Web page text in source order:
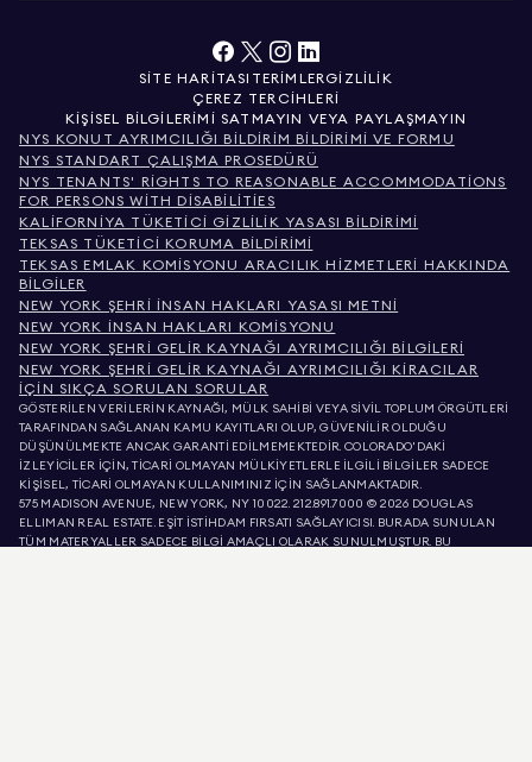
SITE HARITASI TERIMLER GIZLILIK
ÇEREZ TERCIHLERI
KIŞISEL BILGILERIMI SATMAYIN VEYA PAYLAŞMAYIN
NYS KONUT AYRIMCILIĞI BILDIRIM BILDIRIMI VE FORMU
NYS STANDART ÇALIŞMA PROSEDÜRÜ
NYS TENANTS' RIGHTS TO REASONABLE ACCOMMODATIONS
FOR PERSONS WITH DISABILITIES
KALIFORNIYA TÜKETICI GIZLILIK YASASI BILDIRIMI
TEKSAS TÜKETICI KORUMA BILDIRIMI
TEKSAS EMLAK KOMISYONU ARACILIK HIZMETLERI HAKKINDA
BILGILER
NEW YORK ŞEHRI İNSAN HAKLARI YASASI METNI
NEW YORK İNSAN HAKLARI KOMISYONU
NEW YORK ŞEHRI GELIR KAYNAĞI AYRIMCILIĞI BILGILERI
NEW YORK ŞEHRI GELIR KAYNAĞI AYRIMCILIĞI KIRACILAR
İÇIN SIKÇA SORULAN SORULAR
GÖSTERİLEN VERİLERİN KAYNAĞI, MÜLK SAHİBİ VEYA SİVİL TOPLUM ÖRGÜTLERİ
TARAFINDAN SAĞLANAN KAMU KAYITLARI OLUP, GÜVENİLİR OLDUĞU
DÜŞÜNÜLMEKTE ANCAK GARANTİ EDİLMEMEKTEDİR. COLORADO'DAKİ
İZLEYİCİLER İÇİN, TİCARİ OLMAYAN MÜLKİYETLERLE İLGİLİ BİLGİLER SADECE
KİŞİSEL, TİCARİ OLMAYAN KULLANIMINIZ İÇİN SAĞLANMAKTADIR.
575 MADISON AVENUE, NEW YORK, NY 10022.212.891.7000 © 2026 DOUGLAS
ELLIMAN REAL ESTATE. EŞİT İSTİHDAM FIRSATI SAĞLAYICISI. BURADA SUNULAN
TÜM MATERYALLER SADECE BİLGİ AMAÇLI OLARAK SUNULMUŞTUR. BU